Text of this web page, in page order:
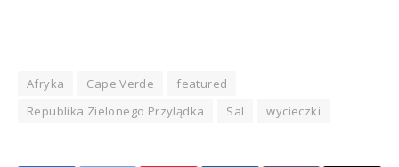
Afryka Cape Verde
featured
Republika Zielonego Przylądka
Sal wycieczki